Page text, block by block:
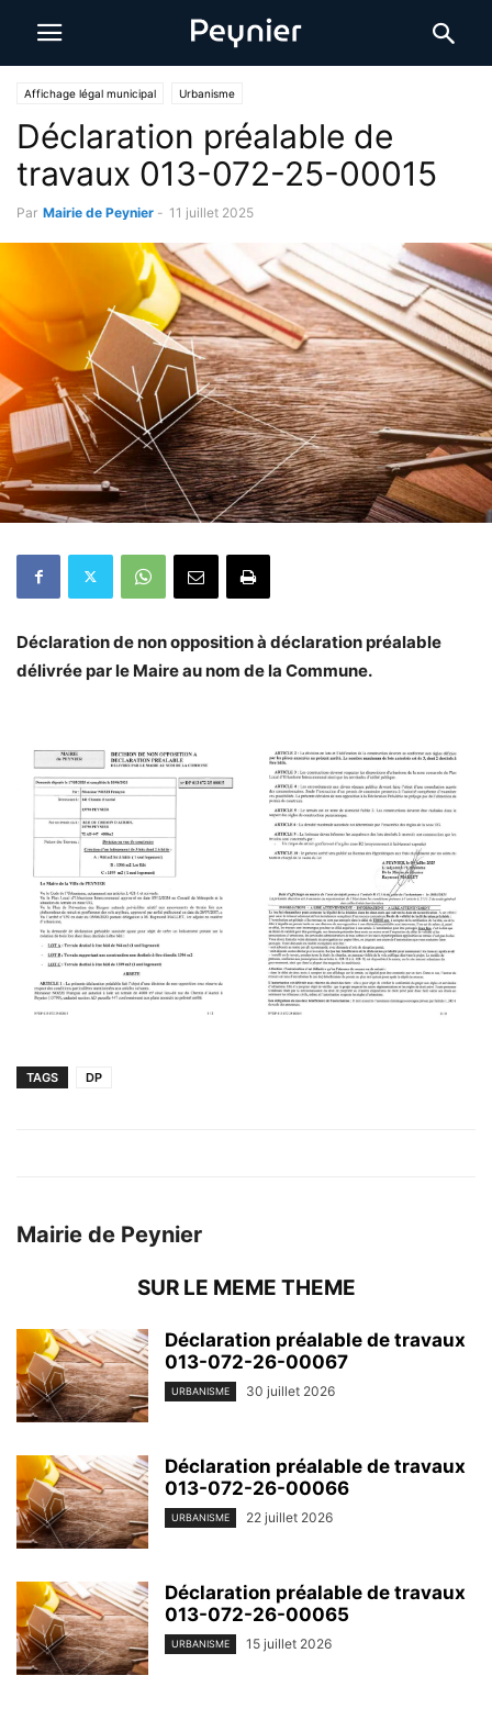
Affichage légal municipal Urbanisme
Déclaration préalable de
travaux 013-072-25-00015
Par Mairie de Peynier - 11 juillet 2025
Déclaration de non opposition à déclaration préalable
délivrée par le Maire au nom de la Commune.
TAGS DP
Mairie de Peynier
SUR LE MEME THEME
Déclaration préalable de travaux
013-072-26-00067
URBANISME 30 juillet 2026
Déclaration préalable de travaux
013-072-26-00066
URBANISME 22 juillet 2026
Déclaration préalable de travaux
013-072-26-00065
URBANISME 15 juillet 2026